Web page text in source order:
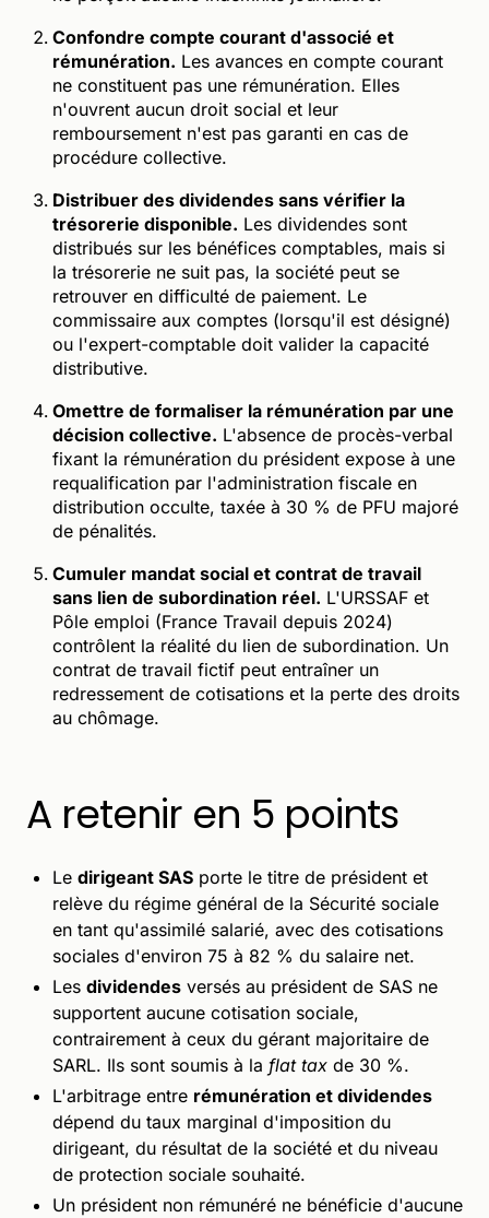
Confondre compte courant d'associé et
rémunération. Les avances en compte courant
ne constituent pas une rémunération. Elles
n'ouvrent aucun droit social et leur
remboursement n'est pas garanti en cas de
procédure collective.
Distribuer des dividendes sans vérifier la
trésorerie disponible. Les dividendes sont
distribués sur les bénéfices comptables, mais si
la trésorerie ne suit pas, la société peut se
retrouver en difficulté de paiement. Le
commissaire aux comptes (lorsqu'il est désigné)
ou l'expert-comptable doit valider la capacité
distributive.
Omettre de formaliser la rémunération par une
décision collective. L'absence de procès-verbal
fixant la rémunération du président expose à une
requalification par l'administration fiscale en
distribution occulte, taxée à 30 % de PFU majoré
de pénalités.
Cumuler mandat social et contrat de travail
sans lien de subordination réel. L'URSSAF et
Pôle emploi (France Travail depuis 2024)
contrôlent la réalité du lien de subordination. Un
contrat de travail fictif peut entraîner un
redressement de cotisations et la perte des droits
au chômage.
A retenir en 5 points
Le dirigeant SAS porte le titre de président et
relève du régime général de la Sécurité sociale
en tant qu'assimilé salarié, avec des cotisations
sociales d'environ 75 à 82 % du salaire net.
Les dividendes versés au président de SAS ne
supportent aucune cotisation sociale,
contrairement à ceux du gérant majoritaire de
SARL. Ils sont soumis à la flat tax de 30 %.
L'arbitrage entre rémunération et dividendes
dépend du taux marginal d'imposition du
dirigeant, du résultat de la société et du niveau
de protection sociale souhaité.
Un président non rémunéré ne bénéficie d'aucune